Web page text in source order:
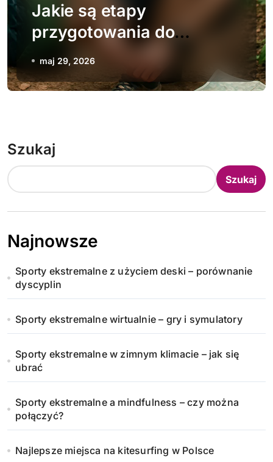
Jakie są etapy
przygotowania do
maratonu w dżungli
maj 29, 2026
Szukaj
Szukaj
Najnowsze
Sporty ekstremalne z użyciem deski – porównanie
dyscyplin
Sporty ekstremalne wirtualnie – gry i symulatory
Sporty ekstremalne w zimnym klimacie – jak się
ubrać
Sporty ekstremalne a mindfulness – czy można
połączyć?
Najlepsze miejsca na kitesurfing w Polsce